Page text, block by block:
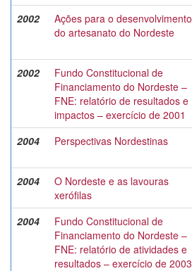
2002
Ações para o desenvolvimento
do artesanato do Nordeste
2002
Fundo Constitucional de
Financiamento do Nordeste –
FNE: relatório de resultados e
impactos – exercício de 2001
2004 Perspectivas Nordestinas
2004
O Nordeste e as lavouras
xerófilas
2004
Fundo Constitucional de
Financiamento do Nordeste –
FNE: relatório de atividades e
resultados – exercício de 2003